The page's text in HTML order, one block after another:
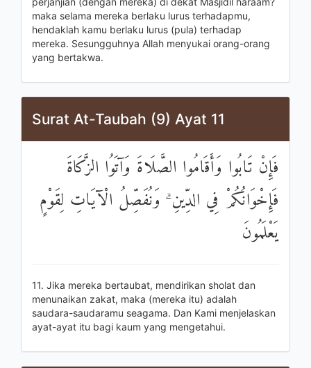
maka selama mereka berlaku lurus terhadapmu,
hendaklah kamu berlaku lurus (pula) terhadap
mereka. Sesungguhnya Allah menyukai orang-orang
yang bertakwa.
Surat At-Taubah (9) Ayat 11
فَإِنْ تَابُوا وَأَقَامُوا الصَّلَاةَ وَآتَوُا الزَّكَاةَ
فَإِخْوَانُكُمْ فِي الدِّينِ ۗ وَنُفَصِّلُ الْآيَاتِ لِقَوْمٍ
يَعْلَمُونَ
11. Jika mereka bertaubat, mendirikan sholat dan
menunaikan zakat, maka (mereka itu) adalah
saudara-saudaramu seagama. Dan Kami menjelaskan
ayat-ayat itu bagi kaum yang mengetahui.